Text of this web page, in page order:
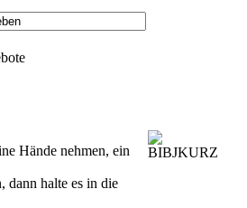
Hände nehmen, ein
dann halte es in die